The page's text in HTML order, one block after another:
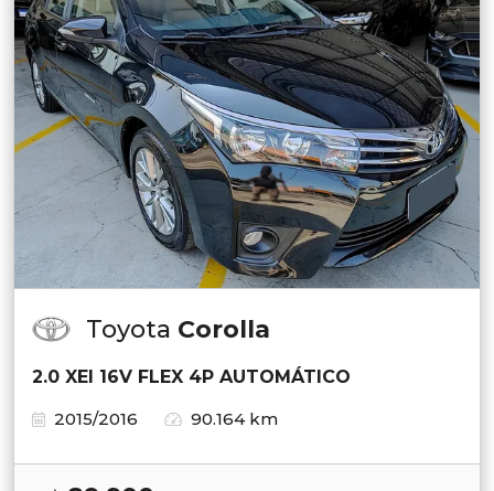
Toyota Corolla
2.0 XEI 16V FLEX 4P AUTOMÁTICO
2015/2016
90.164 km